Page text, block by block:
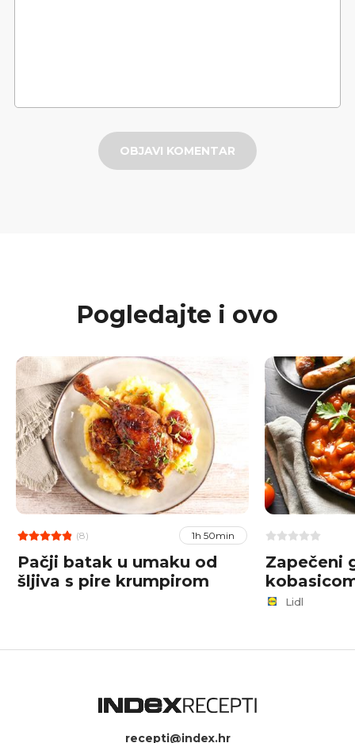
OBJAVI KOMENTAR
Pogledajte i ovo
(8) 1h 50min
Pačji batak u umaku od
šljiva s pire krumpirom
Zapečeni
Lidl
recepti@index.hr